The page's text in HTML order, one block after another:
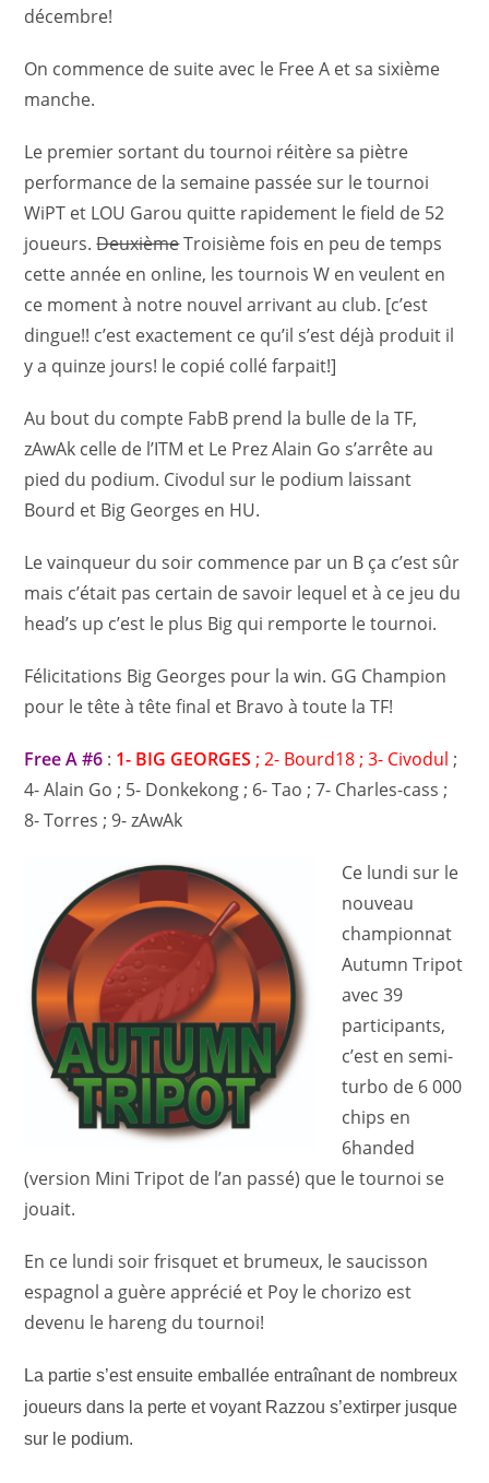
décembre!
On commence de suite avec le Free A et sa sixième
manche.
Le premier sortant du tournoi réitère sa piètre
performance de la semaine passée sur le tournoi
WiPT et LOU Garou quitte rapidement le field de 52
joueurs.DeuxièmeTroisième fois en peu de temps
cette année en online, les tournois W en veulent en
ce moment à notre nouvel arrivant au club. [c’est
dingue!! c’est exactement ce qu’il s’est déjà produit il
y a quinze jours! le copié collé farpait!]
Au bout du compte FabB prend la bulle de la TF,
zAwAk celle de l’ITM et Le Prez Alain Go s’arrête au
pied du podium. Civodul sur le podium laissant
Bourd et Big Georges en HU.
Le vainqueur du soir commence par un B ça c’est sûr
mais c’était pas certain de savoir lequel et à ce jeu du
head’s up c’est le plus Big qui remporte le tournoi.
Félicitations Big Georges pour la win. GG Champion
pour le tête à tête final et Bravo à toute la TF!
Free A #6 : 1- BIG GEORGES ; 2- Bourd18 ; 3- Civodul ;
4- Alain Go ; 5- Donkekong ; 6- Tao ; 7- Charles-cass ;
8- Torres ; 9- zAwAk
Ce lundi sur le
nouveau
championnat
Autumn Tripot
avec 39
participants,
c’est en semi-
turbo de 6 000
chips en
6handed
(version Mini Tripot de l’an passé) que le tournoi se
jouait.
En ce lundi soir frisquet et brumeux, le saucisson
espagnol a guère apprécié et Poy le chorizo est
devenu le hareng du tournoi!
La partie s’est ensuite emballée entraînant de nombreux
joueurs dans la perte et voyant Razzou s’extirper jusque
sur le podium.